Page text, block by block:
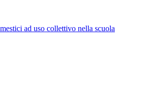
ad uso collettivo nella scuola